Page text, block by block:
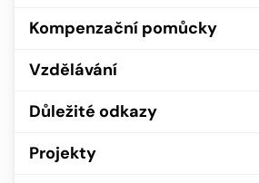
Kompenzační pomůcky
Vzdělávání
Důležité odkazy
Projekty